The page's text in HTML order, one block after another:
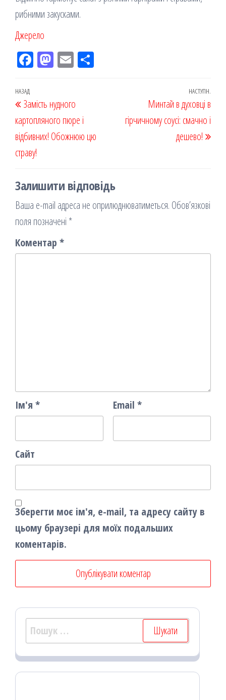
рибними закусками.
Джерело
Fac
k
M
on
Em
Навігація
записів
Попередній
запис
НАЗАД
Замість нудного
картопляного пюре і
відбивних! Обожнюю цю
страву!
НАСТУПН.
Минтай в духовці в
гірчичному соусі: смачно і
дешево!
Залишити відповідь
Ваша e-mail адреса не оприлюднюватиметься. Обов’язкові
поля позначені *
Коментар *
Ім'я * Email *
Сайт
Зберегти моє ім'я, e-mail, та адресу сайту в
цьому браузері для моїх подальших
коментарів.
Пошук: